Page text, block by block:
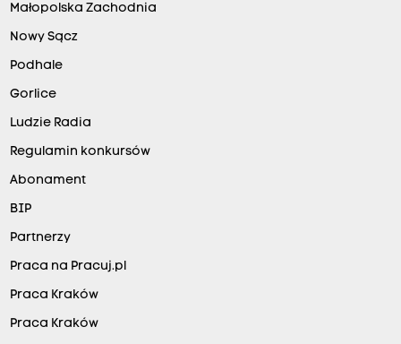
Małopolska Zachodnia
Nowy Sącz
Podhale
Gorlice
Ludzie Radia
Regulamin konkursów
Abonament
BIP
Partnerzy
Praca na Pracuj.pl
Praca Kraków
Praca Kraków